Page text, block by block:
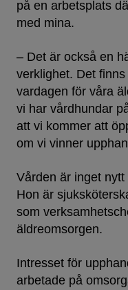
på en arbetsplats
med mina.
– Det är också en
verklighet. Det
vardagen för våra
vi har vårdhundar
att vi kommer att
om vi vinner
Vården är inget
Hon är
som
äldreomsorgen.
Intresset för
arbetade på